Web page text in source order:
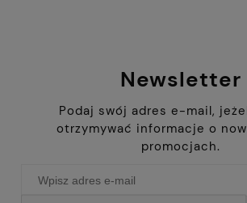
Newsletter
Podaj swój adres e-mail,
otrzymywać informacje o
promocjach.